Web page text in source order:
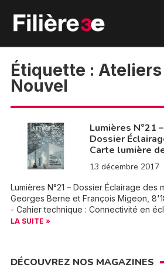
Étiquette :
Nouvel
Lumières N°21
Dossier
Carte lumière
13 décembre 2017
Lumières N°21 – Dossier Éclairage des
Georges Berne et François Migeon,
- Cahier technique : Connectivité en
LA SUITE »
DÉCOUVREZ NOS MAGAZINES